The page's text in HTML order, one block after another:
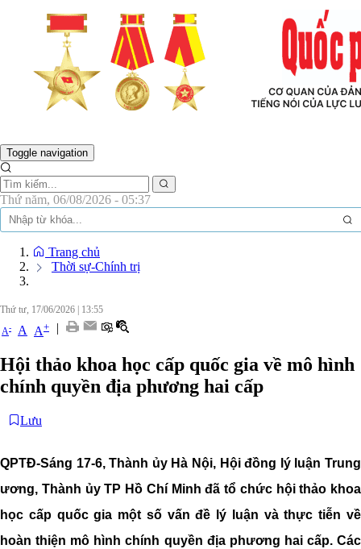
Toggle navigation
Thứ năm, 06/08/2026 - 05:37
Trang chủ
Thời sự-Chính trị
Thứ tư, 17/06/2026
13:55
A- A A+ |
Hội thảo khoa học cấp quốc gia về mô hình
chính quyền địa phương hai cấp
Lưu
QPTĐ-Sáng 17-6, Thành ủy Hà Nội, Hội đồng lý luận Trung
ương, Thành ủy TP Hồ Chí Minh đã tổ chức hội thảo khoa
học cấp quốc gia một số vấn đề lý luận và thực tiễn về
hoàn thiện mô hình chính quyền địa phương hai cấp. Các